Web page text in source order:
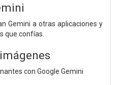
Gemini a otras aplicaciones y
que confías.
con Google Gemini